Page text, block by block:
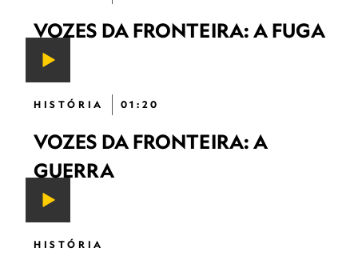
VOZES DA FRONTEIRA: A FUGA
HISTÓRIA 01:20
VOZES DA FRONTEIRA: A
GUERRA
HISTÓRIA